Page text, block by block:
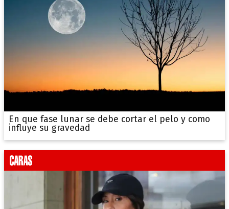
En que fase lunar se debe cortar el pelo y como
influye su gravedad